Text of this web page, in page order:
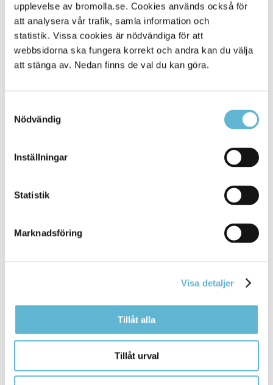
upplevelse av bromolla.se. Cookies används också för
att analysera vår trafik, samla information och
statistik. Vissa cookies är nödvändiga för att
webbsidorna ska fungera korrekt och andra kan du välja
att stänga av. Nedan finns de val du kan göra.
Nödvändig
Inställningar
Statistik
Marknadsföring
Visa detaljer
Tillåt alla
Tillåt urval
I tjänsten kan man personanpassa sökresultaten genom
att till exempel ange sin vandringstakt, tidpunkter och
platser för start och mål. Kartan visar bland annat alla
Skåneledens sträckningar, men även vandringslederna i
Bromölla kommun är utmärkta direkt från starten.
Vandra med koll på webben
Sidan senast uppdaterad:
Tipsa och dela sidan